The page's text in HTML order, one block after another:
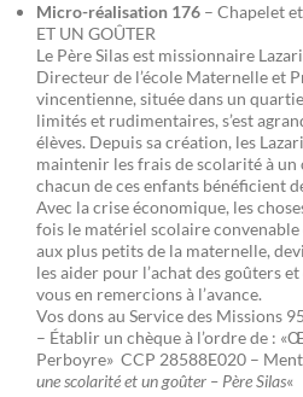
Micro-réalisation 176 – Chapelet
ET UN GOÛTER
Le Père Silas est missionnaire
Directeur de l’école Maternelle et
vincentienne, située dans un
limités et rudimentaires, s’est
élèves. Depuis sa création, les
maintenir les frais de scolarité à
chacun de ces enfants bénéficient
Avec la crise économique, les
fois le matériel scolaire
aux plus petits de la maternelle,
les aider pour l’achat des goûters
vous en remercions à l’avance.
Vos dons au Service des Missions
– Établir un chèque à l’ordre de :
Perboyre» CCP 28588E020 –
une scolarité et un goûter – Père Silas«